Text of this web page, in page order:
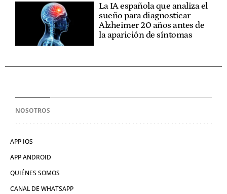
La IA española que analiza el
sueño para diagnosticar
Alzheimer 20 años antes de
la aparición de síntomas
NOSOTROS
APP IOS
APP ANDROID
QUIÉNES SOMOS
CANAL DE WHATSAPP